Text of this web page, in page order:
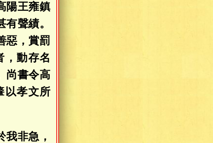
陽王雍鎮
聲績。
惡，賞罰
，動存名
尚書令高
以孝文所
非急，